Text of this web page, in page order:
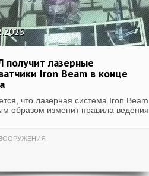
лазерные
Iron Beam в конце
что лазерная система Iron Beam
образом изменит правила ведения